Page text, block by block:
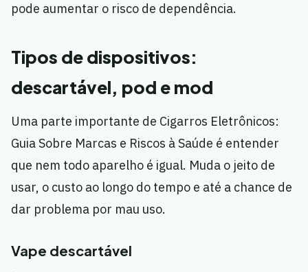
pode aumentar o risco de dependência.
Tipos de dispositivos:
descartável, pod e mod
Uma parte importante de Cigarros Eletrônicos:
Guia Sobre Marcas e Riscos à Saúde é entender
que nem todo aparelho é igual. Muda o jeito de
usar, o custo ao longo do tempo e até a chance de
dar problema por mau uso.
Vape descartável